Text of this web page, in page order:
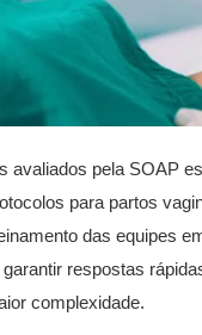
avaliados pela SOAP
para partos
das equipes
respostas
complexidade.